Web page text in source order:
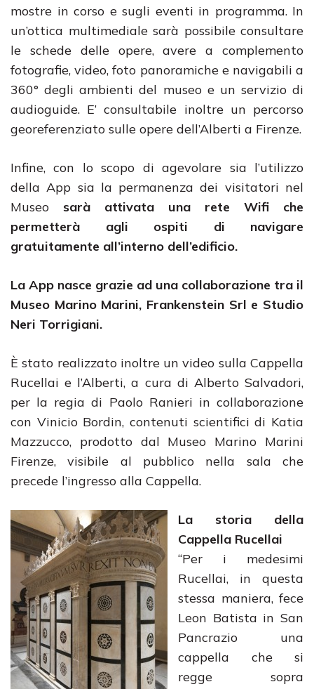
mostre in corso e sugli eventi in programma. In
un’ottica multimediale sarà possibile consultare
le schede delle opere, avere a complemento
fotografie, video, foto panoramiche e navigabili a
360° degli ambienti del museo e un servizio di
audioguide. E’ consultabile inoltre un percorso
georeferenziato sulle opere dell’Alberti a Firenze.
Infine, con lo scopo di agevolare sia l’utilizzo
della App sia la permanenza dei visitatori nel
Museo sarà attivata una rete Wifi che
permetterà agli ospiti di navigare
gratuitamente all’interno dell’edificio.
La App nasce grazie ad una collaborazione tra il
Museo Marino Marini, Frankenstein Srl e Studio
Neri Torrigiani.
È stato realizzato inoltre un video sulla Cappella
Rucellai e l’Alberti, a cura di Alberto Salvadori,
per la regia di Paolo Ranieri in collaborazione
con Vinicio Bordin, contenuti scientifici di Katia
Mazzucco, prodotto dal Museo Marino Marini
Firenze, visibile al pubblico nella sala che
precede l’ingresso alla Cappella.
La storia della
Cappella Rucellai
“Per i medesimi
Rucellai, in questa
stessa maniera, fece
Leon Batista in San
Pancrazio una
cappella che si
regge sopra